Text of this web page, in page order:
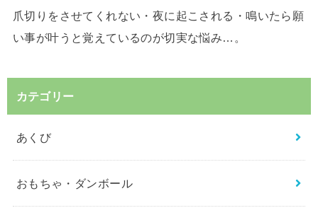
爪切りをさせてくれない・夜に起こされる・鳴いたら願
い事が叶うと覚えているのが切実な悩み…。
カテゴリー
あくび
おもちゃ・ダンボール